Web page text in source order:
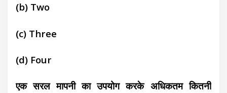
(b) Two
(c) Three
(d) Four
एक सरल मापनी का उपयोग करके अधिकतम कितनी